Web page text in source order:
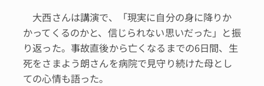
大西さんは講演で、「現実に自分の身に降りか
かってくるのかと、信じられない思いだった」と振
り返った。事故直後から亡くなるまでの6日間、生
死をさまよう朗さんを病院で見守り続けた母とし
ての心情も語った。